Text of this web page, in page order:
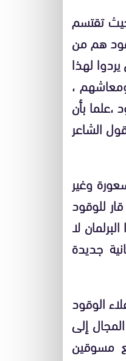
تقتسم
هم من
لهذا
،
،علما بأن
الشاعر
وغير
للوقود
لا
جديدة
الوقود
إلى
مسوقين